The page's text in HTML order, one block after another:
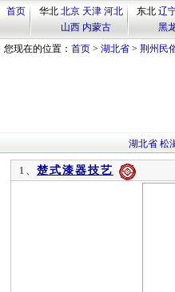
首页 华北 北京 天津 河北
山西 内蒙古
东北 辽
黑
您现在的位置： 首页 > 湖北省 > 荆州民
湖北省 松
1、 楚式漆器技艺